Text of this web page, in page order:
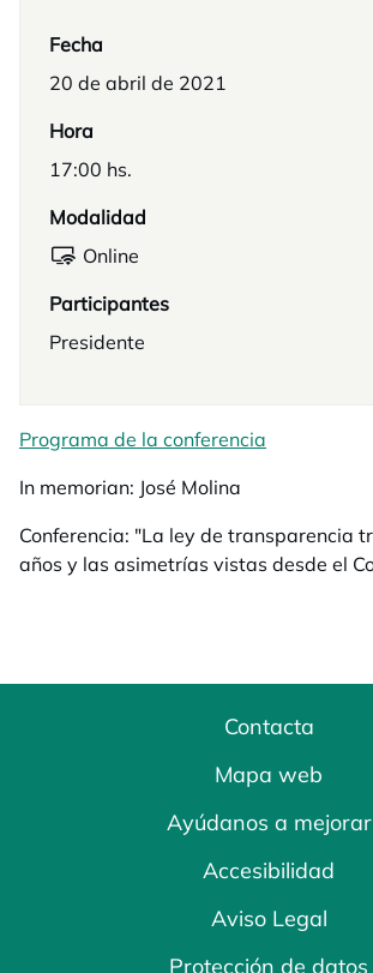
Fecha
20 de abril de 2021
Hora
17:00 hs.
Modalidad
Online
Participantes
Presidente
Programa de la conferencia
In memorian: José Molina
Conferencia: "La ley de transparencia
años y las asimetrías vistas desde el
Contacta
Mapa web
Ayúdanos a mejorar
Accesibilidad
Aviso Legal
Protección de datos